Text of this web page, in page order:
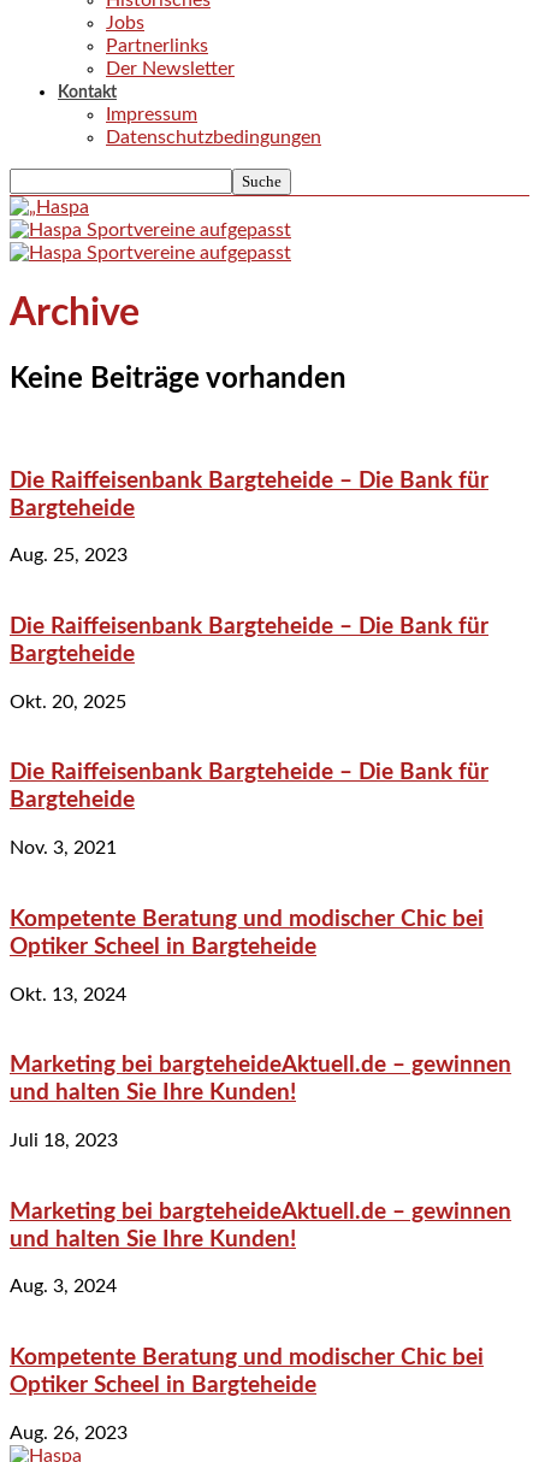
Jobs
Partnerlinks
Der Newsletter
Kontakt
Impressum
Datenschutzbedingungen
Archive
Keine Beiträge vorhanden
Die Raiffeisenbank Bargteheide – Die Bank für
Bargteheide
Aug. 25, 2023
Die Raiffeisenbank Bargteheide – Die Bank für
Bargteheide
Okt. 20, 2025
Die Raiffeisenbank Bargteheide – Die Bank für
Bargteheide
Nov. 3, 2021
Kompetente Beratung und modischer Chic bei
Optiker Scheel in Bargteheide
Okt. 13, 2024
Marketing bei bargteheideAktuell.de – gewinnen
und halten Sie Ihre Kunden!
Juli 18, 2023
Marketing bei bargteheideAktuell.de – gewinnen
und halten Sie Ihre Kunden!
Aug. 3, 2024
Kompetente Beratung und modischer Chic bei
Optiker Scheel in Bargteheide
Aug. 26, 2023